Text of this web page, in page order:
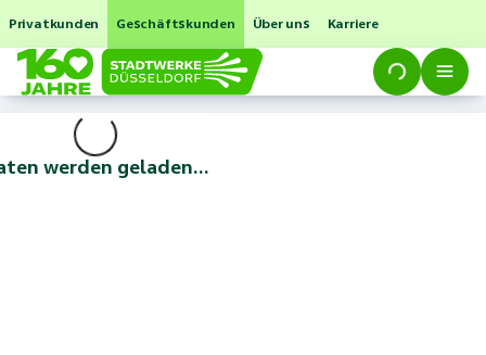
Privatkunden Geschäftskunden Über uns Karriere
werden geladen...